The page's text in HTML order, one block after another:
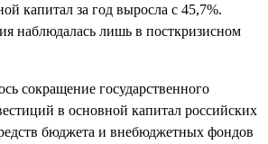
капитал за год выросла с 45,7%.
наблюдалась лишь в посткризисном
сокращение государственного
в основной капитал российских
бюджета и внебюджетных фондов